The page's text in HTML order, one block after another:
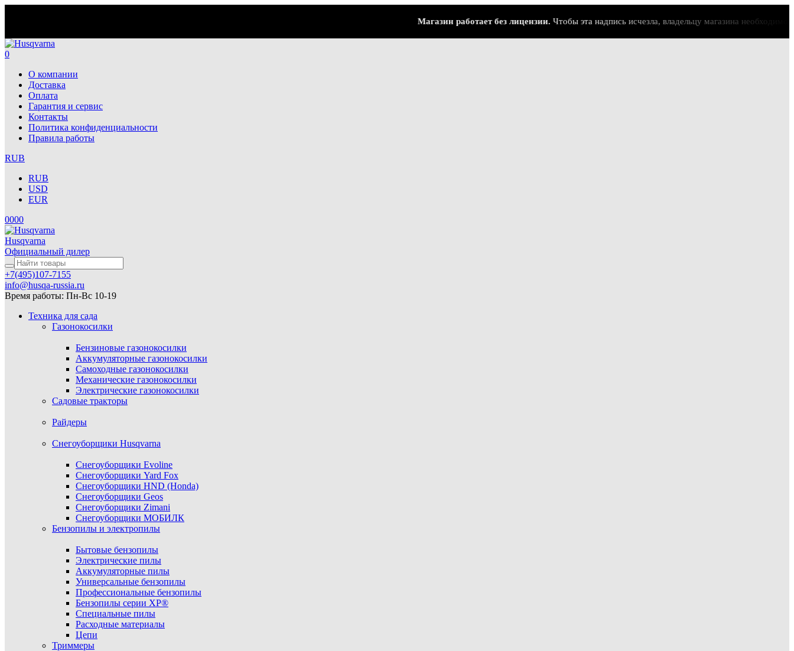
Магазин работает без лицензии.Чтобы эта надпись исчезла, владельцу магазина необходимо
0
О компании
Доставка
Оплата
Гарантия и сервис
Контакты
Политика конфиденциальности
Правила работы
RUB
RUB
USD
EUR
0000
Husqvarna
Официальный дилер
+7(495)107-7155
info@husqa-russia.ru
Время работы: Пн-Вс 10-19
Техника для сада
Газонокосилки
Бензиновые газонокосилки
Аккумуляторные газонокосилки
Самоходные газонокосилки
Механические газонокосилки
Электрические газонокосилки
Садовые тракторы
Райдеры
Снегоуборщики Husqvarna
Снегоуборщики Evoline
Снегоуборщики Yard Fox
Снегоуборщики HND (Honda)
Снегоуборщики Geos
Снегоуборщики Zimani
Снегоуборщики МОБИЛК
Бензопилы и электропилы
Бытовые бензопилы
Электрические пилы
Аккумуляторные пилы
Универсальные бензопилы
Профессиональные бензопилы
Бензопилы серии XP®
Специальные пилы
Расходные материалы
Цепи
Триммеры